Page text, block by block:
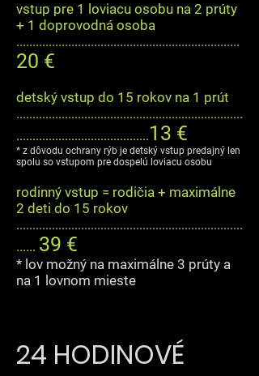
vstup pre 1 loviacu osobu na 2 prúty
+ 1 doprovodná osoba
.....................................................................
20 €
detský vstup do 15 rokov na 1 prút
......................................................................
.........................................13 €
* z dôvodu ochrany rýb je detský vstup predajný len
spolu so vstupom pre dospelú loviacu osobu
rodinný vstup = rodičia + maximálne
2 deti do 15 rokov
......................................................................
...... 39 €
* lov možný na maximálne 3 prúty a
na 1 lovnom mieste
24 HODINOVÉ